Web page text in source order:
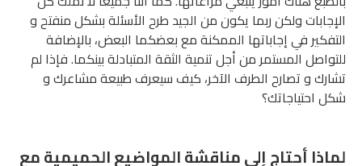
الإجابات ولكن ربما يكون من الجيد طرح الأسئلة بشكل منفتح و
التفكير في إجاباتها الممكنة مع بعضكما البعض، بالإضافة
للتواصل المستمر من أجل تنمية الثقة المتبادلة بينكما. فإذا لم
تشارك و تصارح الطرف الآخر، كيف سيعرف طبيعة مشاعرك و
شكل احتياجاتك؟
لماذا أحتاج إلى مناقشة المواضيع الحميمية مع